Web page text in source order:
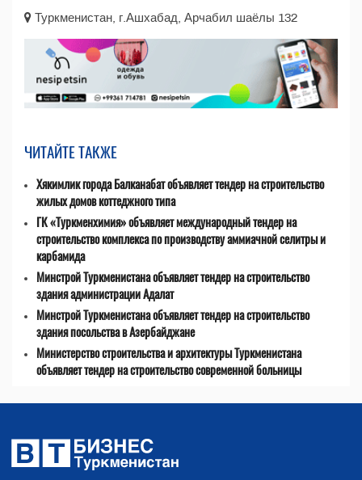
Туркменистан, г.Ашхабад, Арчабил шаёлы 132
ЧИТАЙТЕ ТАКЖЕ
Хякимлик города Балканабат объявляет тендер на строительство
жилых домов коттеджного типа
ГК «Туркменхимия» объявляет международный тендер на
строительство комплекса по производству аммиачной селитры и
карбамида
Минстрой Туркменистана объявляет тендер на строительство
здания администрации Адалат
Минстрой Туркменистана объявляет тендер на строительство
здания посольства в Азербайджане
Министерство строительства и архитектуры Туркменистана
объявляет тендер на строительство современной больницы